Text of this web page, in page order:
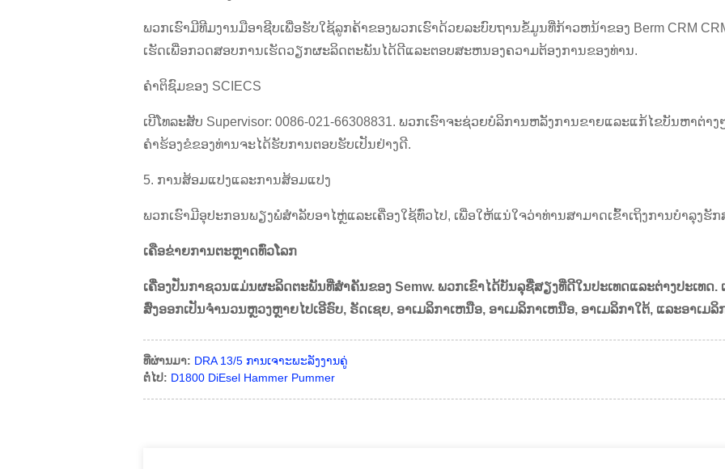
ພວກເຮົາມີທີມງານມືອາຊີບເພື່ອຮັບໃຊ້ລູກຄ້າຂອງພວກເຮົາດ້ວຍລະບົບຖານຂໍ້ມູນທີ່ກ້າວຫນ້າຂອງ Berm CRM
ເຮັດເພື່ອກວດສອບການເຮັດວຽກຜະລິດຕະພັນໄດ້ດີແລະຕອບສະຫນອງຄວາມຕ້ອງການຂອງທ່ານ.
ຄໍາຕິຊົມຂອງ SCIECS
ເບີໂທລະສັບ Supervisor: 0086-021-66308831. ພວກເຮົາຈະຊ່ວຍບໍລິການຫລັງການຂາຍແລະແກ້ໄຂບັນຫາຕ່
ຄໍາຮ້ອງຂໍຂອງທ່ານຈະໄດ້ຮັບການຕອບຮັບເປັນຢ່າງດີ.
5. ການສ້ອມແປງແລະການສ້ອມແປງ
ພວກເຮົາມີອຸປະກອນພຽງພໍສໍາລັບອາໄຫຼ່ແລະເຄື່ອງໃຊ້ທົ່ວໄປ, ເພື່ອໃຫ້ແນ່ໃຈວ່າທ່ານສາມາດເຂົ້າເຖິງການບໍາລຸງຮັ
ເຄືອຂ່າຍການຕະຫຼາດທົ່ວໂລກ
ເຄື່ອງປັ່ນກາຊວນແມ່ນຜະລິດຕະພັນທີ່ສໍາຄັນຂອງ Semw. ພວກເຂົາໄດ້ບັນລຸຊື່ສຽງທີ່ດີໃນປະເທດແລະຕ່າງປະເທດ.
ສົ່ງອອກເປັນຈໍານວນຫຼວງຫຼາຍໄປເອີຣົບ, ຣັດເຊຍ, ອາເມລິກາເຫນືອ, ອາເມລິກາເຫນືອ, ອາເມລິກາໃຕ້, ແລະອາເມລິ
ທີ່ຜ່ານມາ: DRA 13/5 ການເຈາະພະລັງງານຄູ່
ຕໍ່ໄປ: D1800 DiEsel Hammer Pummer